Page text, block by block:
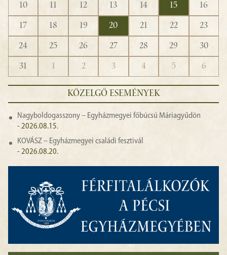
10
11 12 13 14 15
16
17
18 19 20 21 22
23
24
25 26 27 28 29
30
31
1 2 3 4 5 6
KÖZELGŐ ESEMÉNYEK
Nagyboldogasszony – Egyházmegyei főbúcsú Máriagyűdön
- 2026.08.15.
KOVÁSZ – Egyházmegyei családi fesztivál
- 2026.08.20.